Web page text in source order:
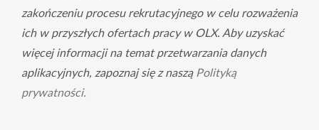
zakończeniu procesu rekrutacyjnego w celu rozważenia
ich w przyszłych ofertach pracy w OLX. Aby uzyskać
więcej informacji na temat przetwarzania danych
aplikacyjnych, zapoznaj się z naszą Polityką
prywatności.